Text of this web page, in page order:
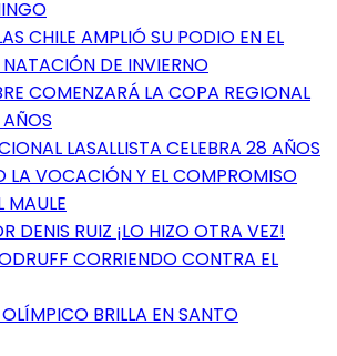
CHILE AMPLIÓ SU PODIO EN EL
DE INVIERNO
COMENZARÁ LA COPA REGIONAL
LASALLISTA CELEBRA 28 AÑOS
LA VOCACIÓN Y EL COMPROMISO
MAULE
DENIS RUIZ ¡LO HIZO OTRA VEZ!
CORRIENDO CONTRA EL
BRILLA EN SANTO